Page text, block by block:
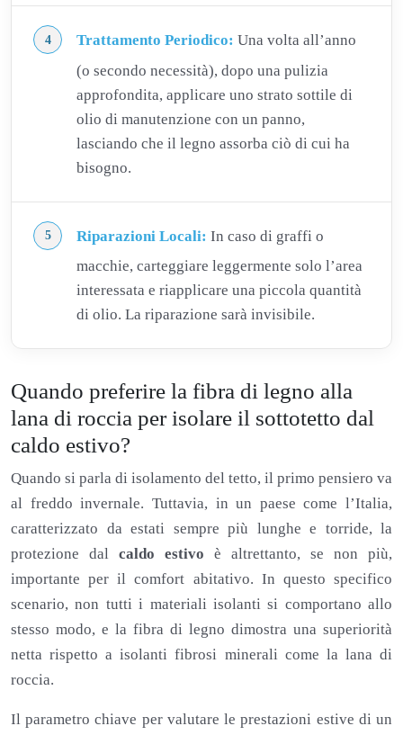
Trattamento Periodico: Una volta all’anno
(o secondo necessità), dopo una pulizia
approfondita, applicare uno strato sottile di
olio di manutenzione con un panno,
lasciando che il legno assorba ciò di cui ha
bisogno.
Riparazioni Locali: In caso di graffi o
macchie, carteggiare leggermente solo l’area
interessata e riapplicare una piccola quantità
di olio. La riparazione sarà invisibile.
Quando preferire la fibra di legno alla
lana di roccia per isolare il sottotetto dal
caldo estivo?
Quando si parla di isolamento del tetto, il primo pensiero va
al freddo invernale. Tuttavia, in un paese come l’Italia,
caratterizzato da estati sempre più lunghe e torride, la
protezione dal caldo estivo è altrettanto, se non più,
importante per il comfort abitativo. In questo specifico
scenario, non tutti i materiali isolanti si comportano allo
stesso modo, e la fibra di legno dimostra una superiorità
netta rispetto a isolanti fibrosi minerali come la lana di
roccia.
Il parametro chiave per valutare le prestazioni estive di un